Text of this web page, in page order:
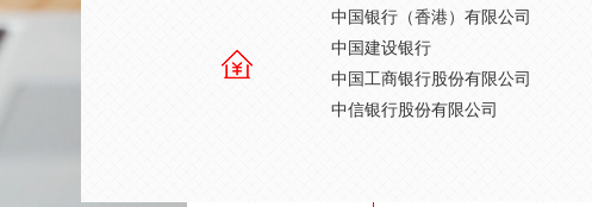
中国银行（香港）有限公司
中国建设银行
中国工商银行股份有限公司
中信银行股份有限公司